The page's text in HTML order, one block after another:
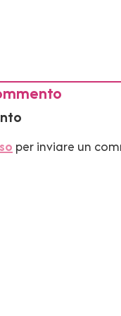
per inviare un